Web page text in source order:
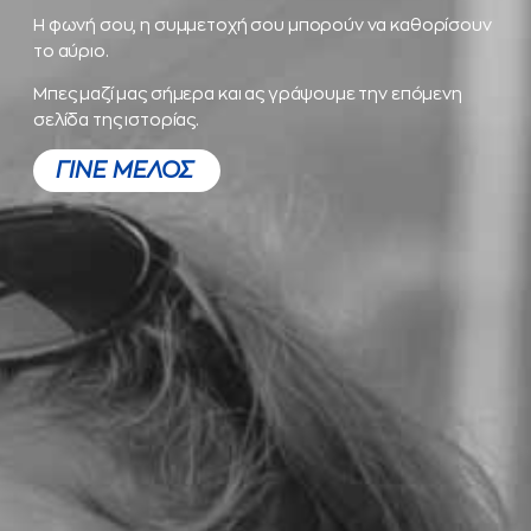
Η φωνή σου, η συμμετοχή σου μπορούν να καθορίσουν
το αύριο.
Μπες μαζί μας σήμερα και ας γράψουμε την επόμενη
σελίδα της ιστορίας.
ΓΙΝΕ ΜΕΛΟΣ